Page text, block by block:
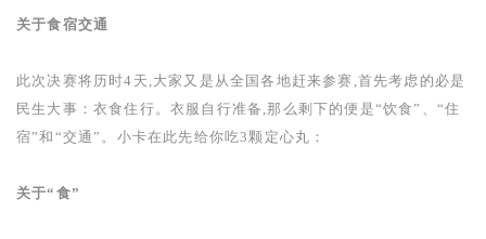
关于食宿交通
此次决赛将历时4 天,大家又是从全国各地赶来参赛,首先考虑的必是
民生大事：衣食住行。衣服自行准备,那么剩下的便是“饮食”、“住
宿”和“交通”。小卡在此先给你吃3 颗定心丸：
关于“食”